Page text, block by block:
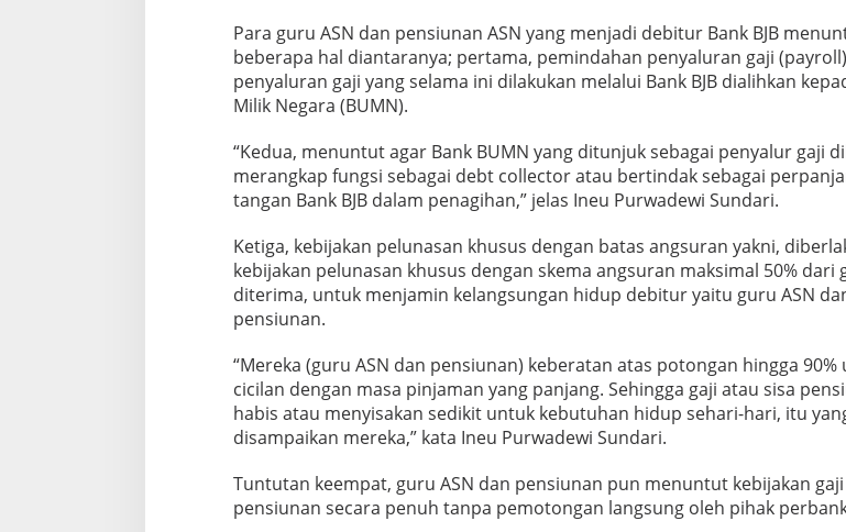
Para guru ASN dan pensiunan ASN yang menjadi debitur Bank BJB
beberapa hal diantaranya; pertama, pemindahan penyaluran gaji
penyaluran gaji yang selama ini dilakukan melalui Bank BJB dialihkan
Milik Negara (BUMN).
“Kedua, menuntut agar Bank BUMN yang ditunjuk sebagai penyalur gaji
merangkap fungsi sebagai debt collector atau bertindak sebagai
tangan Bank BJB dalam penagihan,” jelas Ineu Purwadewi Sundari.
Ketiga, kebijakan pelunasan khusus dengan batas angsuran yakni,
kebijakan pelunasan khusus dengan skema angsuran maksimal 50% dari
diterima, untuk menjamin kelangsungan hidup debitur yaitu guru ASN
pensiunan.
“Mereka (guru ASN dan pensiunan) keberatan atas potongan hingga 90%
cicilan dengan masa pinjaman yang panjang. Sehingga gaji atau sisa
habis atau menyisakan sedikit untuk kebutuhan hidup sehari-hari, itu
disampaikan mereka,” kata Ineu Purwadewi Sundari.
Tuntutan keempat, guru ASN dan pensiunan pun menuntut kebijakan
pensiunan secara penuh tanpa pemotongan langsung oleh pihak